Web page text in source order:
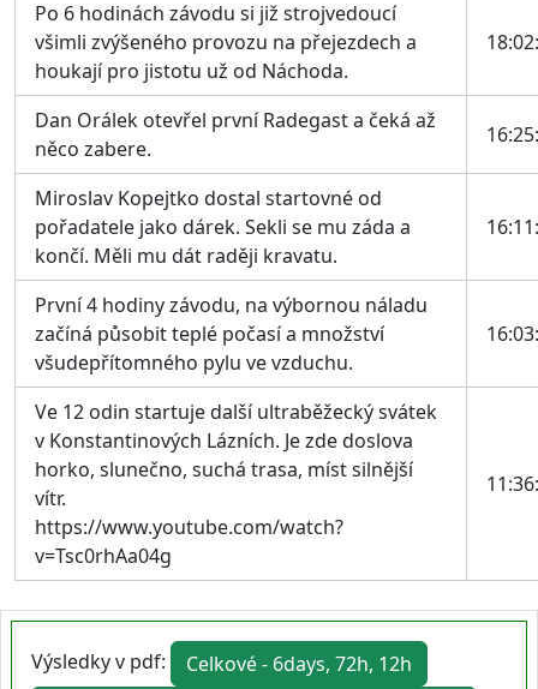
Po 6 hodinách závodu si již strojvedoucí
všimli zvýšeného provozu na přejezdech a
houkají pro jistotu už od Náchoda.
Dan Orálek otevřel první Radegast a čeká až
něco zabere.
Miroslav Kopejtko dostal startovné od
pořadatele jako dárek. Sekli se mu záda a
končí. Měli mu dát raději kravatu.
První 4 hodiny závodu, na výbornou náladu
začíná působit teplé počasí a množství
všudepřítomného pylu ve vzduchu.
Ve 12 odin startuje další ultraběžecký svátek
v Konstantinových Lázních. Je zde doslova
horko, slunečno, suchá trasa, míst silnější
vítr.
https://www.youtube.com/watch?
v=Tsc0rhAa04g
Výsledky v pdf:
Celkové - 6days, 72h, 12h